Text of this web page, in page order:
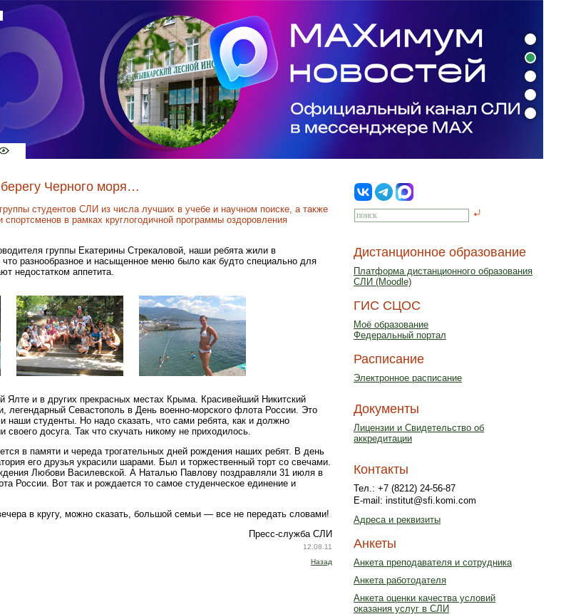
Черного моря…
студентов СЛИ из числа лучших в учебе и научном поиске, а также
спортсменов в рамках круглогодичной программы оздоровления
группы Екатерины Стрекаловой, наши ребята жили в
разнообразное и насыщенное меню было как будто специально для
недостатком аппетита.
Ялте и в других прекрасных местах Крыма. Красивейший Никитский
легендарный Севастополь в День военно-морского флота России. Это
наши студенты. Но надо сказать, что сами ребята, как и должно
своего досуга. Так что скучать никому не приходилось.
в памяти и череда трогательных дней рождения наших ребят. В день
его друзья украсили шарами. Был и торжественный торт со свечами.
Любови Василевской. А Наталью Павлову поздравляли 31 июля в
России. Вот так и рождается то самое студенческое единение и
в кругу, можно сказать, большой семьи — все не передать словами!
Пресс-служба СЛИ
12.08.11
Назад
Дистанционное образование
Платформа дистанционного образования
СЛИ (Moodle)
ГИС СЦОС
Моё образование
Федеральный портал
Расписание
Электронное расписание
Документы
Лицензии и Свидетельство об
аккредитации
Контакты
Тел.: +7 (8212) 24-56-87
E-mail: institut@sfi.komi.com
Адреса и реквизиты
Анкеты
Анкета преподавателя и сотрудника
Анкета работодателя
Анкета оценки качества условий
оказания услуг в СЛИ